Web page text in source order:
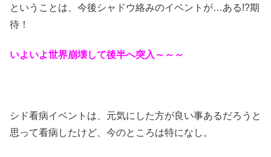
ということは、今後シャドウ絡みのイベントが…ある!?期
待！
いよいよ世界崩壊して後半へ突入～～～
シド看病イベントは、元気にした方が良い事あるだろうと
思って看病したけど、今のところは特になし。